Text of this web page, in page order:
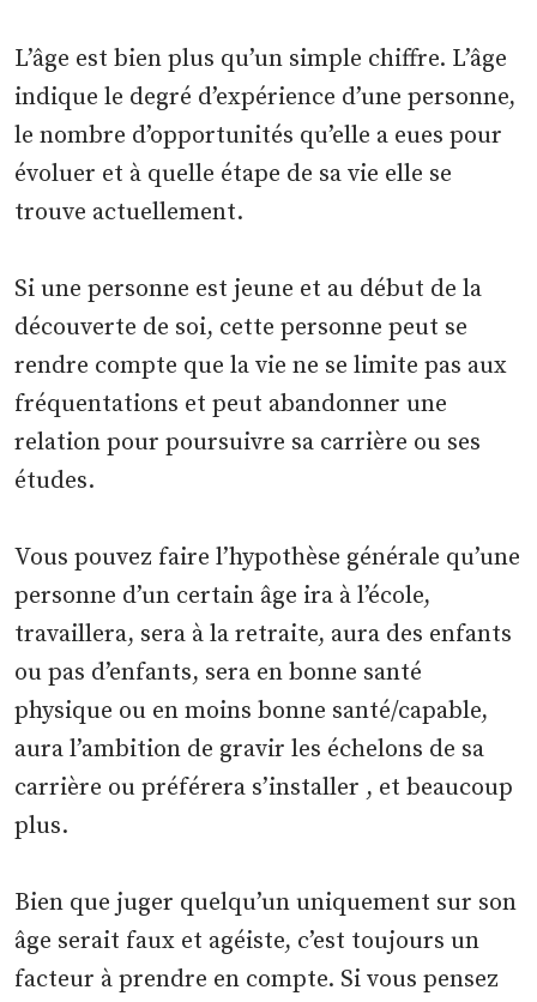
L’âge est bien plus qu’un simple chiffre. L’âge
indique le degré d’expérience d’une personne,
le nombre d’opportunités qu’elle a eues pour
évoluer et à quelle étape de sa vie elle se
trouve actuellement.
Si une personne est jeune et au début de la
découverte de soi, cette personne peut se
rendre compte que la vie ne se limite pas aux
fréquentations et peut abandonner une
relation pour poursuivre sa carrière ou ses
études.
Vous pouvez faire l’hypothèse générale qu’une
personne d’un certain âge ira à l’école,
travaillera, sera à la retraite, aura des enfants
ou pas d’enfants, sera en bonne santé
physique ou en moins bonne santé/capable,
aura l’ambition de gravir les échelons de sa
carrière ou préférera s’installer , et beaucoup
plus.
Bien que juger quelqu’un uniquement sur son
âge serait faux et agéiste, c’est toujours un
facteur à prendre en compte. Si vous pensez